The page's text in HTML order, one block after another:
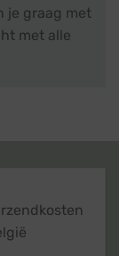
je graag met
met alle